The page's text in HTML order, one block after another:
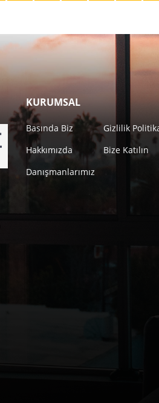
KURUMSAL
Basında Biz
Gizlilik
Hakkımızda
Bize Katılın
Danışmanlarımız